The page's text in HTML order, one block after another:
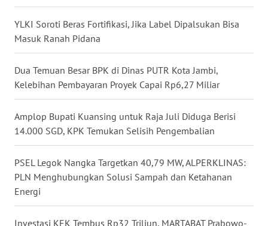
YLKI Soroti Beras Fortifikasi, Jika Label Dipalsukan Bisa
Masuk Ranah Pidana
Dua Temuan Besar BPK di Dinas PUTR Kota Jambi,
Kelebihan Pembayaran Proyek Capai Rp6,27 Miliar
Amplop Bupati Kuansing untuk Raja Juli Diduga Berisi
14.000 SGD, KPK Temukan Selisih Pengembalian
PSEL Legok Nangka Targetkan 40,79 MW, ALPERKLINAS:
PLN Menghubungkan Solusi Sampah dan Ketahanan
Energi
Investasi KEK Tembus Rp32 Triliun, MARTABAT Prabowo-
WN
SUMSEL
BENGKULU
LAMPUNG
WN
JATENG